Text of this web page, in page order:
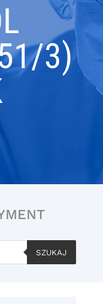
3)
SZUKAJ